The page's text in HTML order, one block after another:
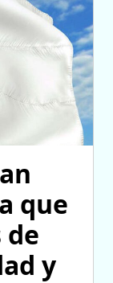
que
de
y